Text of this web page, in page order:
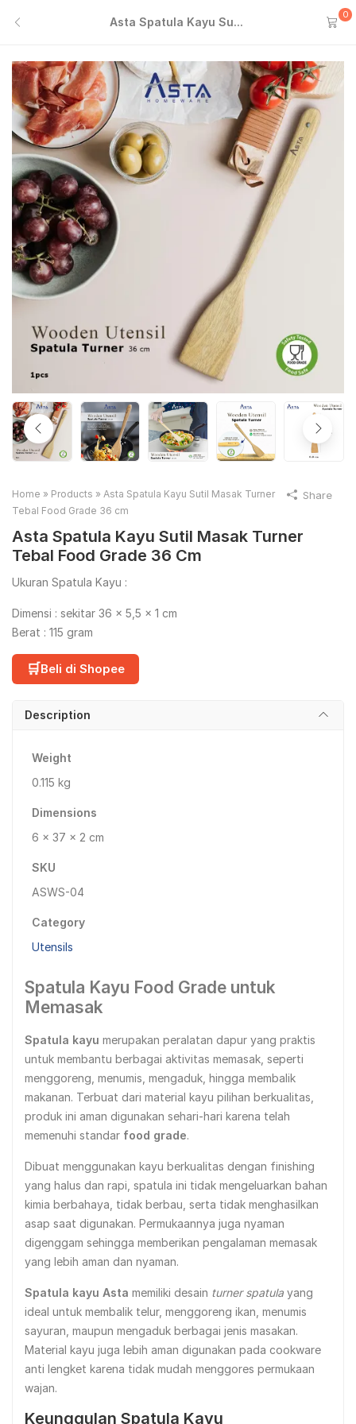
Asta Spatula Kayu Su...
0
Home » Products » Asta Spatula Kayu Sutil Masak Turner
Tebal Food Grade 36 cm
Asta Spatula Kayu Sutil Masak Turner
Tebal Food Grade 36 Cm
Ukuran Spatula Kayu :
Dimensi : sekitar 36 x 5,5 x 1 cm
Berat : 115 gram
🛒Beli di Shopee
Share
Description
Weight
0.115 kg
Dimensions
6 × 37 × 2 cm
SKU
ASWS-04
Category
Utensils
Spatula Kayu Food Grade untuk
Memasak
Spatula kayu merupakan peralatan dapur yang praktis
untuk membantu berbagai aktivitas memasak, seperti
menggoreng, menumis, mengaduk, hingga membalik
makanan. Terbuat dari material kayu pilihan berkualitas,
produk ini aman digunakan sehari-hari karena telah
memenuhi standar food grade.
Dibuat menggunakan kayu berkualitas dengan finishing
yang halus dan rapi, spatula ini tidak mengeluarkan bahan
kimia berbahaya, tidak berbau, serta tidak menghasilkan
asap saat digunakan. Permukaannya juga nyaman
digenggam sehingga memberikan pengalaman memasak
yang lebih aman dan nyaman.
Spatula kayu Asta memiliki desain turner spatula yang
ideal untuk membalik telur, menggoreng ikan, menumis
sayuran, maupun mengaduk berbagai jenis masakan.
Material kayu juga lebih aman digunakan pada cookware
anti lengket karena tidak mudah menggores permukaan
wajan.
Keunggulan Spatula Kayu